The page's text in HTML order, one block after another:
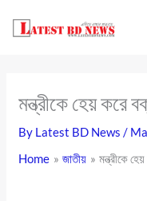
মন্ত্রীকে হেয় করে
By Latest BD News/
Home
জাতীয় মন্ত্রীকে